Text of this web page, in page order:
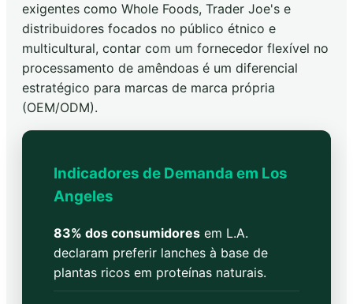
exigentes como Whole Foods, Trader Joe's e
distribuidores focados no público étnico e
multicultural, contar com um fornecedor flexível no
processamento de amêndoas é um diferencial
estratégico para marcas de marca própria
(OEM/ODM).
Indicadores de Demanda em Los
Angeles
83% dos consumidores em L.A.
declaram preferir lanches à base de
plantas ricos em proteínas naturais.